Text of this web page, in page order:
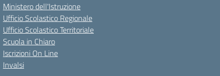
Ministero dell'Istruzione
Ufficio Scolastico Regionale
Ufficio Scolastico Territoriale
Scuola in Chiaro
Iscrizioni On Line
Invalsi